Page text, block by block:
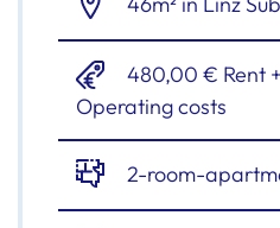
480,00 € Rent
Operating costs
2-room-